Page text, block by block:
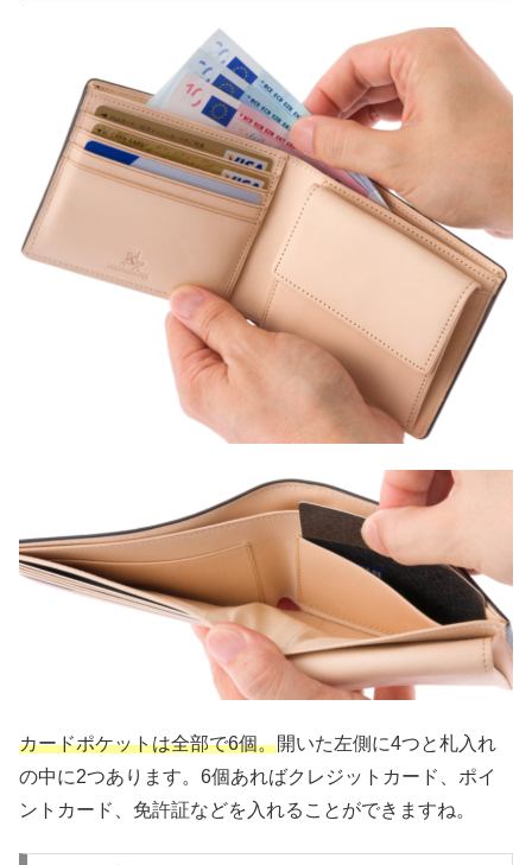
カードポケットは全部で6個。開いた左側に4つと札入れ
の中に2つあります。6個あればクレジットカード、ポイ
ントカード、免許証などを入れることができますね。